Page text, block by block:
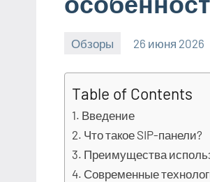
Обзоры 26 июня 2026
Table of Contents
Введение
Что такое SIP-панели?
Преимущества
Современные